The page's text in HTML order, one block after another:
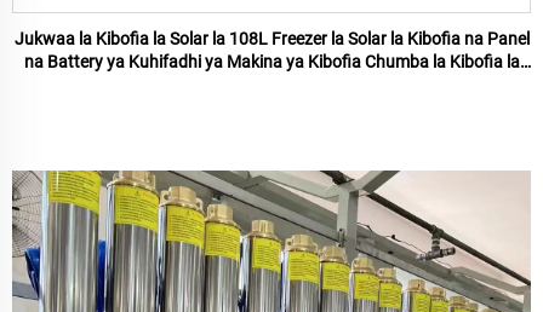
Jukwaa la Kibofia la Solar la 108L Freezer la Solar la Kibofia na Panel
na Battery ya Kuhifadhi ya Makina ya Kibofia Chumba la Kibofia la